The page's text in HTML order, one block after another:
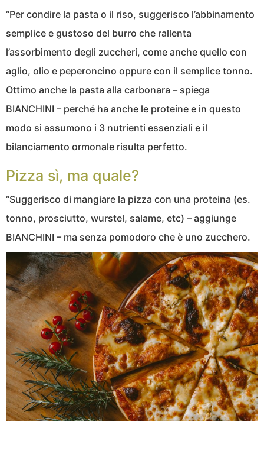
“Per condire la pasta o il riso, suggerisco l’abbinamento
semplice e gustoso del burro che rallenta
l’assorbimento degli zuccheri, come anche quello con
aglio, olio e peperoncino oppure con il semplice tonno.
Ottimo anche la pasta alla carbonara – spiega
BIANCHINI – perché ha anche le proteine e in questo
modo si assumono i 3 nutrienti essenziali e il
bilanciamento ormonale risulta perfetto.
Pizza sì, ma quale?
“Suggerisco di mangiare la pizza con una proteina (es.
tonno, prosciutto, wurstel, salame, etc) – aggiunge
BIANCHINI – ma senza pomodoro che è uno zucchero.